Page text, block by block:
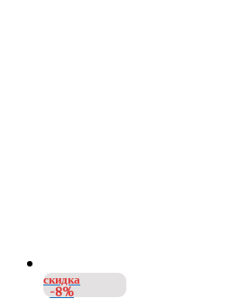
скидка
-8%